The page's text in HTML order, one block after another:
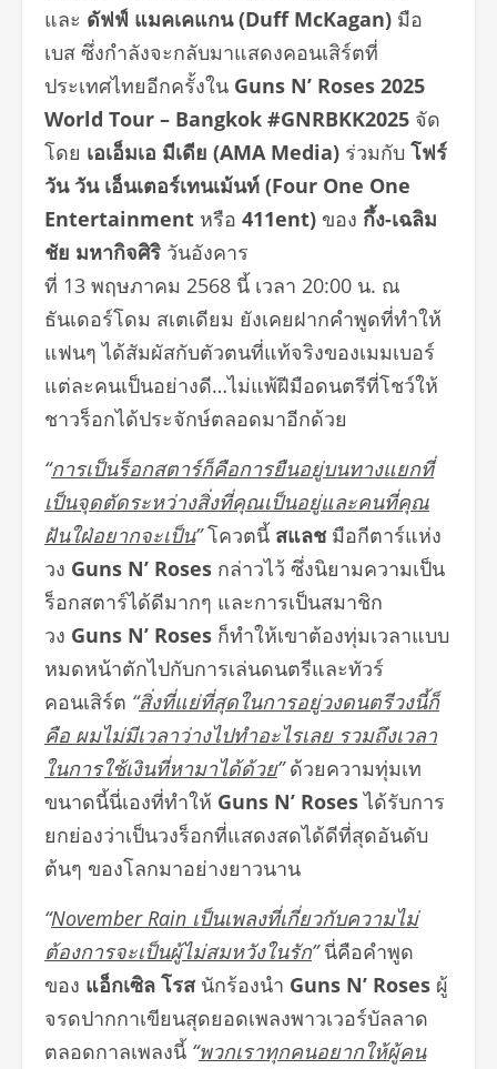
และ ดัฟฟ์ แมคเคแกน (Duff McKagan) มือ
เบส ซึ่งกำลังจะกลับมาแสดงคอนเสิร์ตที่
ประเทศไทยอีกครั้งใน Guns N’ Roses 2025
World Tour – Bangkok #GNRBKK2025 จัด
โดย เอเอ็มเอ มีเดีย (AMA Media) ร่วมกับ โฟร์
วัน วัน เอ็นเตอร์เทนเม้นท์ (Four One One
Entertainment หรือ 411ent) ของ กึ้ง-เฉลิม
ชัย มหากิจศิริ วันอังคาร
ที่ 13 พฤษภาคม 2568 นี้ เวลา 20:00 น. ณ
ธันเดอร์โดม สเตเดียม ยังเคยฝากคำพูดที่ทำให้
แฟนๆ ได้สัมผัสกับตัวตนที่แท้จริงของเมมเบอร์
แต่ละคนเป็นอย่างดี…ไม่แพ้ฝีมือดนตรีที่โชว์ให้
ชาวร็อกได้ประจักษ์ตลอดมาอีกด้วย
“การเป็นร็อกสตาร์ก็คือการยืนอยู่บนทางแยกที่
เป็นจุดตัดระหว่างสิ่งที่คุณเป็นอยู่และคนที่คุณ
ฝันใฝ่อยากจะเป็น”โควตนี้ สแลช มือกีตาร์แห่ง
วง Guns N’ Roses กล่าวไว้ ซึ่งนิยามความเป็น
ร็อกสตาร์ได้ดีมากๆ และการเป็นสมาชิก
วง Guns N’ Roses ก็ทำให้เขาต้องทุ่มเวลาแบบ
หมดหน้าตักไปกับการเล่นดนตรีและทัวร์
คอนเสิร์ต “สิ่งที่แย่ที่สุดในการอยู่วงดนตรีวงนี้ก็
คือ ผมไม่มีเวลาว่างไปทำอะไรเลย รวมถึงเวลา
ในการใช้เงินที่หามาได้ด้วย”ด้วยความทุ่มเท
ขนาดนี้นี่เองที่ทำให้ Guns N’ Rosesได้รับการ
ยกย่องว่าเป็นวงร็อกที่แสดงสดได้ดีที่สุดอันดับ
ต้นๆ ของโลกมาอย่างยาวนาน
“November Rain เป็นเพลงที่เกี่ยวกับความไม่
ต้องการจะเป็นผู้ไม่สมหวังในรัก”นี่คือคำพูด
ของ แอ็กเซิล โรส นักร้องนำ Guns N’ Roses ผู้
จรดปากกาเขียนสุดยอดเพลงพาวเวอร์บัลลาด
ตลอดกาลเพลงนี้ “พวกเราทุกคนอยากให้ผู้คน